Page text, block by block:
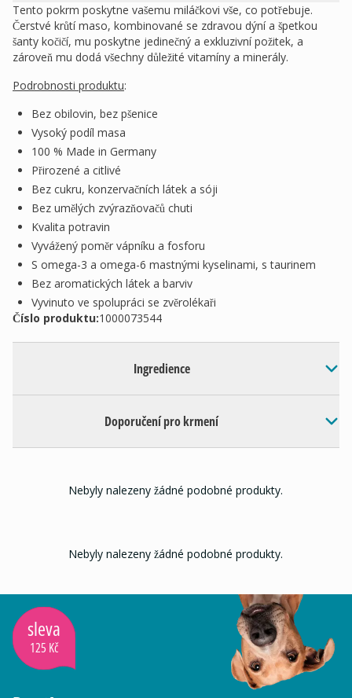
Tento pokrm poskytne vašemu miláčkovi vše, co potřebuje.
Čerstvé krůtí maso, kombinované se zdravou dýní a špetkou
šanty kočičí, mu poskytne jedinečný a exkluzivní požitek, a
zároveň mu dodá všechny důležité vitamíny a minerály.
Podrobnosti produktu:
Bez obilovin, bez pšenice
Vysoký podíl masa
100 % Made in Germany
Přirozené a citlivé
Bez cukru, konzervačních látek a sóji
Bez umělých zvýrazňovačů chuti
Kvalita potravin
Vyvážený poměr vápníku a fosforu
S omega-3 a omega-6 mastnými kyselinami, s taurinem
Bez aromatických látek a barviv
Vyvinuto ve spolupráci se zvěrolékaři
Číslo produktu:1000073544
Ingredience
Doporučení pro krmení
Nebyly nalezeny žádné podobné produkty.
Nebyly nalezeny žádné podobné produkty.
sleva
125 Kč